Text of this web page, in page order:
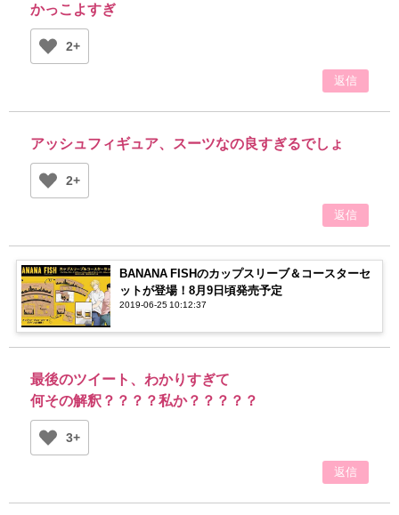
かっこよすぎ
2+
返信
アッシュフィギュア、スーツなの良すぎるでしょ
2+
返信
BANANA FISHのカップスリーブ＆コースターセ
ットが登場！8月9日頃発売予定
2019-06-25 10:12:37
最後のツイート、わかりすぎて
何その解釈？？？？私か？？？？？
3+
返信